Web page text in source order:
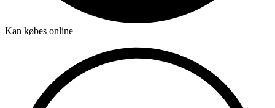
Kan købes online